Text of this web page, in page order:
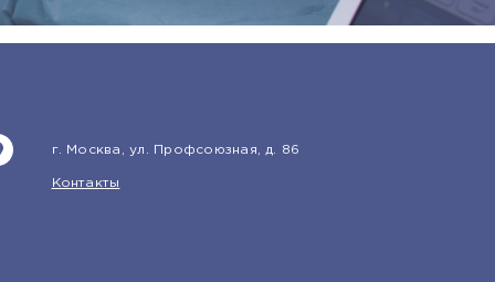
г. Москва, ул. Профсоюзная, д. 86
Контакты